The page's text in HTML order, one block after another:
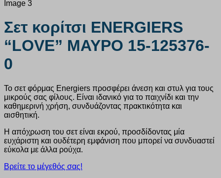
Σετ κορίτσι ENERGIERS
“LOVE” ΜΑΥΡΟ 15-125376-
0
Το σετ φόρμας Energiers προσφέρει άνεση και στυλ για τους
μικρούς σας φίλους. Είναι ιδανικό για το παιχνίδι και την
καθημερινή χρήση, συνδυάζοντας πρακτικότητα και
αισθητική.
Η απόχρωση του σετ είναι εκρού, προσδίδοντας μία
ευχάριστη και ουδέτερη εμφάνιση που μπορεί να συνδυαστεί
εύκολα με άλλα ρούχα.
Βρείτε το μέγεθός σας!